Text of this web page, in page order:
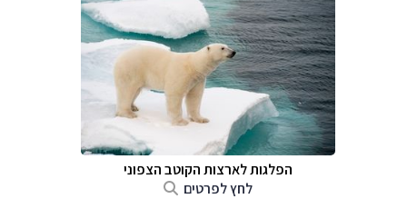
הפלגות לארצות הקוטב הצפוני
לחץ לפרטים